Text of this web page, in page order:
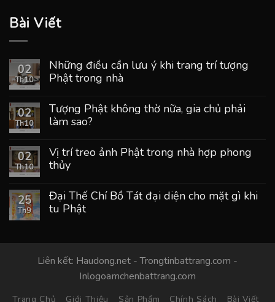
Bài Viết
02
Th10
Những điều cần lưu ý khi trang trí tượng
Phật trong nhà
02
Th10
Tượng Phật không thờ nữa, gia chủ phải
làm sao?
02
Th10
Vị trí treo ảnh Phật trong nhà hợp phong
thủy
25
Th9
Đại Thế Chí Bồ Tát đại diện cho mặt gì khi
tu Phật
Liên kết: Haudong.net -Trongtinbattrang.com -
Inlogoamchenbattrang.com
Trang Chủ Giới Thiệu Sản Phẩm Chính Sách Bài Viết